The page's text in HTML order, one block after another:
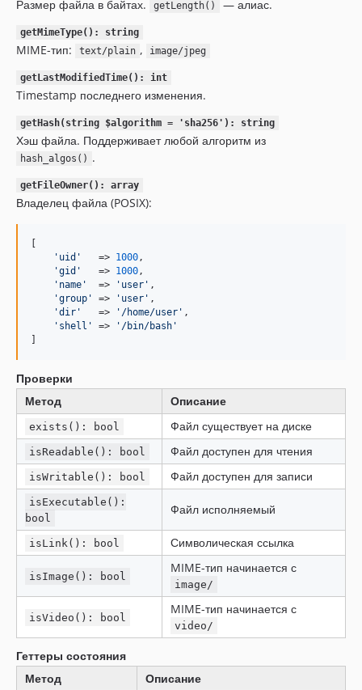
Размер файла в байтах. getLength() — алиас.
getMimeType(): string
MIME-тип: text/plain , image/jpeg
getLastModifiedTime(): int
Timestamp последнего изменения.
getHash(string $algorithm = 'sha256'): string
Хэш файла. Поддерживает любой алгоритм из
hash_algos() .
getFileOwner(): array
Владелец файла (POSIX):
' uid '
   =>
1000,
'gid '
   =>
1000,
' name '
  =>
' user ' ,
'group ' => ' user ' ,
'dir '
   =>
' /home/user ' ,
' shell ' => ' /bin/bash '
Проверки
Метод
Описание
exists(): bool Файл существует на диске
isReadable(): bool Файл доступен для чтения
isWritable(): bool Файл доступен для записи
isExecutable():
bool
Файл исполняемый
isLink(): bool Символическая ссылка
isImage(): bool
MIME-тип начинается с
image/
isVideo(): bool
MIME-тип начинается с
video/
Геттеры состояния
Метод
Описание